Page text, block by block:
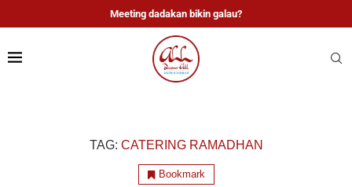
Meeting dadakan bikin galau?
TAG: CATERING RAMADHAN
Bookmark